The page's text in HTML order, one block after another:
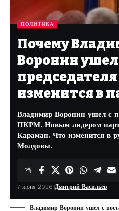
ПОЛИТИКА
Почему
Воронин ушел
изменится в
Владимир Воронин ушел с
ПКРМ. Новым лидером
Караман. Что изменится в
Молдовы.
7 июня 2026 Дмитрий Васильев
Владимир Воронин ушел с